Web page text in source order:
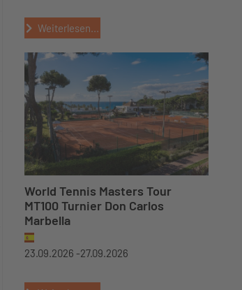
Weiterlesen...
World Tennis Masters Tour
MT100 Turnier Don Carlos
Marbella
23.09.2026 -27.09.2026